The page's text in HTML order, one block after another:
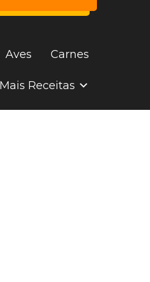
Aves Carnes
Mais Receitas